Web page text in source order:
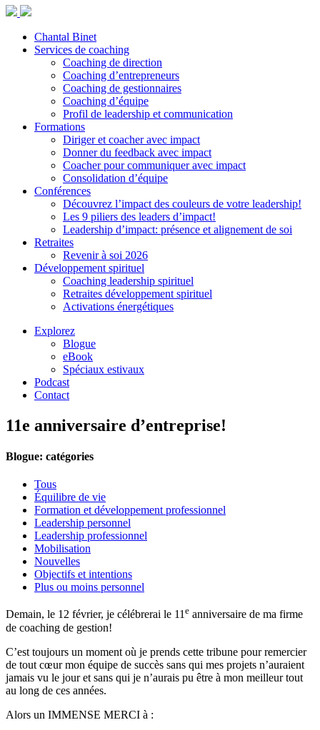
Chantal Binet
Services de coaching
Coaching de direction
Coaching d’entrepreneurs
Coaching de gestionnaires
Coaching d’équipe
Profil de leadership et communication
Formations
Diriger et coacher avec impact
Donner du feedback avec impact
Coacher pour communiquer avec impact
Consolidation d’équipe
Conférences
Découvrez l’impact des couleurs de votre leadership!
Les 9 piliers des leaders d’impact!
Leadership d’impact: présence et alignement de soi
Retraites
Revenir à soi 2026
Développement spirituel
Coaching leadership spirituel
Retraites développement spirituel
Activations énergétiques
Explorez
Blogue
eBook
Spéciaux estivaux
Podcast
Contact
11e anniversaire d’entreprise!
Blogue: catégories
Tous
Équilibre de vie
Formation et développement professionnel
Leadership personnel
Leadership professionnel
Mobilisation
Nouvelles
Objectifs et intentions
Plus ou moins personnel
Demain, le 12 février, je célébrerai le 11e anniversaire de ma firme
de coaching de gestion!
C’est toujours un moment où je prends cette tribune pour remercier
de tout cœur mon équipe de succès sans qui mes projets n’auraient
jamais vu le jour et sans qui je n’aurais pu être à mon meilleur tout
au long de ces années.
Alors un IMMENSE MERCI à :